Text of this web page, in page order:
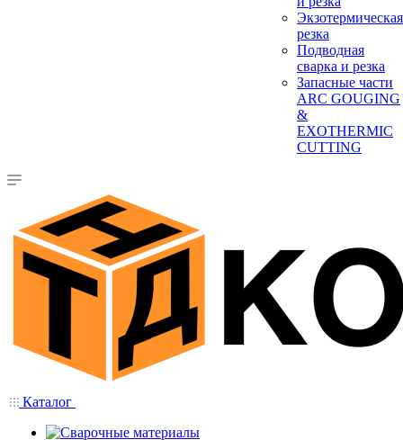
Экзотермическая
резка
Подводная
сварка и резка
Запасные части
ARC GOUGING
&
EXOTHERMIC
CUTTING
Каталог